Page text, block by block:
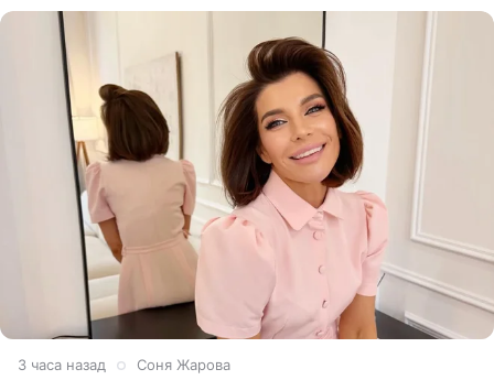
3 часа назад Соня Жарова